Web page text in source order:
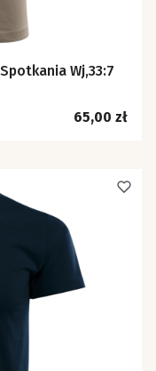
Wj,33:7
Cena
65,00 zł